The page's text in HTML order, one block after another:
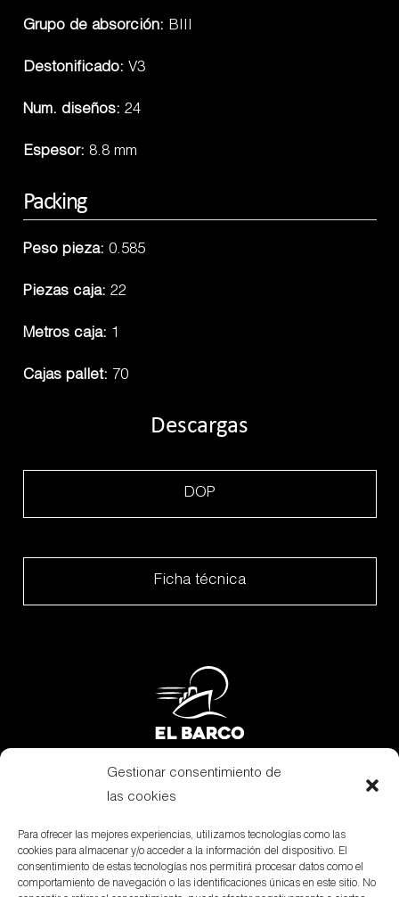
Gestionar consentimiento de
las cookies
Para ofrecer las mejores experiencias, utilizamos tecnologías como las
cookies para almacenar y/o acceder a la información del dispositivo. El
consentimiento de estas tecnologías nos permitirá procesar datos como el
comportamiento de navegación o las identificaciones únicas en este sitio. No
Grupo de absorción: BIII
Destonificado: V3
Num. diseños: 24
Espesor: 8.8 mm
Packing
Peso pieza: 0.585
Piezas caja: 22
Metros caja: 1
Cajas pallet: 70
Descargas
DOP
Ficha técnica
Subvenciones
Aviso Legal